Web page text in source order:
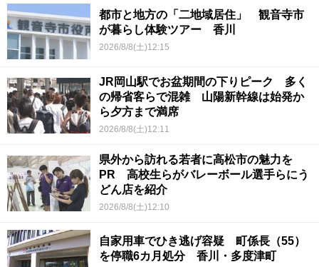
都市と地方の「二地域居住」 観音寺市
が暮らし体験ツアー 香川
2026/8/8(土)12:15
JR岡山駅でお盆期間の下りピーク 多く
の帰省客らで混雑 山陽新幹線は始発か
ら夕方まで満席
2026/8/8(土)12:11
県外から訪れる若者に高松市の魅力を
PR 高校生らがバレーボール選手らにう
どん店を紹介
2026/8/8(土)12:10
自家用車でひき逃げ容疑 町係長（55）
を停職6カ月処分 香川・多度津町